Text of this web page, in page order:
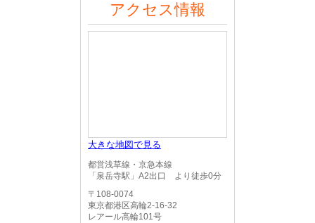
アクセス情報
大きな地図で見る
都営浅草線・京急本線
「泉岳寺駅」A2出口 より徒歩0分
〒108-0074
東京都港区高輪2-16-32
レアール高輪101号